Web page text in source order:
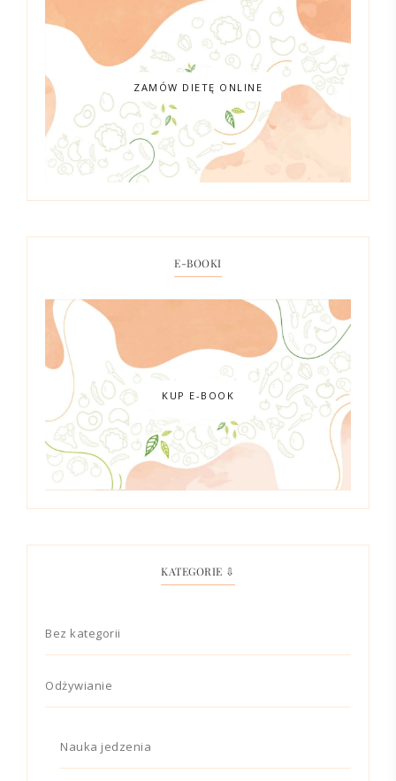
ZAMÓW DIETĘ ONLINE
E-BOOKI
KUP E-BOOK
KATEGORIE ⇩
Bez kategorii
Odżywianie
Nauka jedzenia